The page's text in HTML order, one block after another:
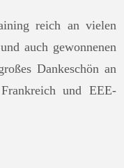
reich an vielen
auch gewonnenen
Dankeschön an
und EEE-